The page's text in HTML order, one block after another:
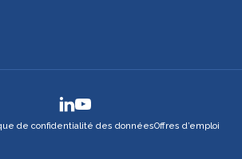
de confidentialité des donnéesOffres d’emploi